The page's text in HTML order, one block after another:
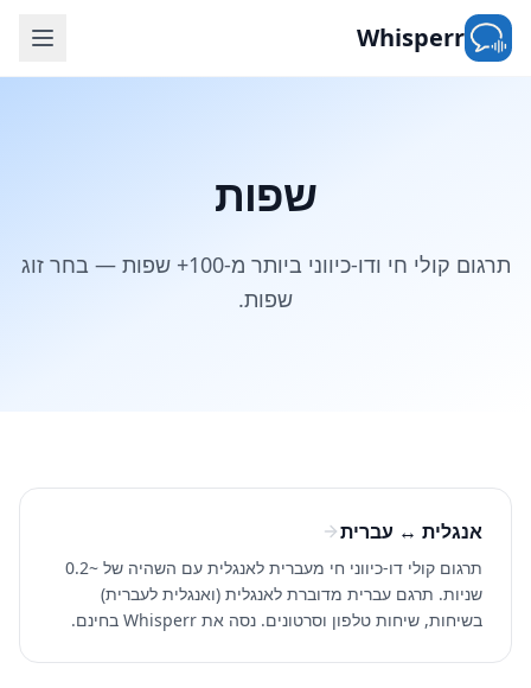
Whisperr
שפות
תרגום קולי חי ודו-כיווני ביותר מ-100+ שפות — בחר זוג
שפות.
אנגלית ↔ עברית
תרגום קולי דו-כיווני חי מעברית לאנגלית עם השהיה של ~0.2
שניות. תרגם עברית מדוברת לאנגלית (ואנגלית לעברית)
בשיחות, שיחות טלפון וסרטונים. נסה את Whisperr בחינם.